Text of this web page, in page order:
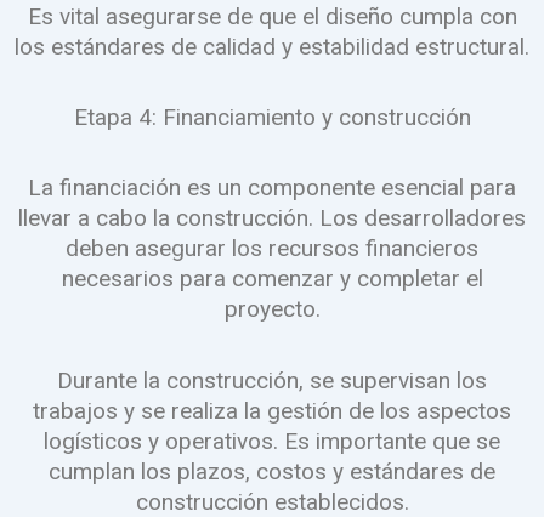
Es vital asegurarse de que el diseño cumpla con
los estándares de calidad y estabilidad estructural.
Etapa 4: Financiamiento y construcción
La financiación es un componente esencial para
llevar a cabo la construcción. Los desarrolladores
deben asegurar los recursos financieros
necesarios para comenzar y completar el
proyecto.
Durante la construcción, se supervisan los
trabajos y se realiza la gestión de los aspectos
logísticos y operativos. Es importante que se
cumplan los plazos, costos y estándares de
construcción establecidos.